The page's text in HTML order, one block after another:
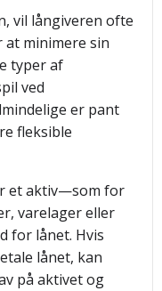
vil långiveren ofte
minimere sin
typer af
ved
er pant
fleksible
et aktiv—som for
varelager eller
for lånet. Hvis
lånet, kan
på aktivet og